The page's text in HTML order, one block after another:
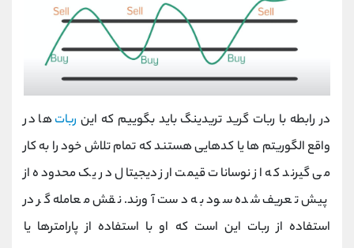
در رابطه با ربات گرید تریدینگ باید بگوییم که این رباتها در
واقع الگوریتم ها یا کدهایی هستند که تمام تلاش خود را به کار
می گیرند که از نوسانات قیمت ارز دیجیتال در یک محدوده از
پیش تعریف شده سود به دست آورند. نقش معامله گر در
استفاده از ربات این است که او با استفاده از پارامترها یا